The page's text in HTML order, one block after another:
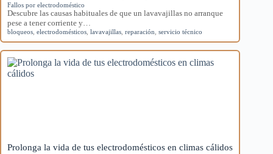
Fallos por electrodoméstico
Descubre las causas habituales de que un lavavajillas no arranque
pese a tener corriente y…
bloqueos electrodomésticos lavavajillas reparación servicio técnico
Prolonga la vida de tus electrodomésticos en climas cálidos